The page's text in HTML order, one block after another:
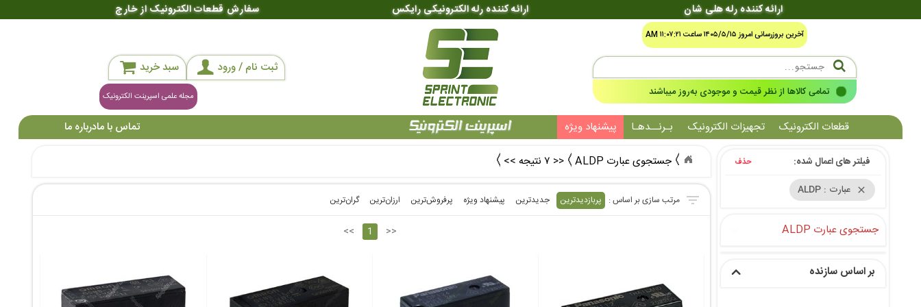
ارائه کننده رله هلی شان ارائه کننده رله الکترونیکی رایکس سفارش قطعات الکترونیک از خارج
آخرین بروزرسانی امروز ۱۴۰۵/۵/۱۵ ساعت ۱۱:۰۷:۲۱ AM
تمامی کالاها از نظر قیمت و موجودی به‌روز میباشند
مجله علمی اسپرینت الکترونیک
ثبت نام / ورود سبد خرید
قطعات الکترونیک تجهیزات الکترونیک بـرنــدهـا پیشنهاد ویژه تماس با مادرباره ما
جستجوی عبارت ALDP
<< ۷ نتیجه >>
پربازدیدترین جدیدترین پیشنهاد ویژه پرفروش‌ترین‌ ارزان‌ترین گران‌ترین
<< 1 >>
فیلتر های اعمال شده: حذف
عبارت : ALDP close
جستجوی عبارت ALDP
بر اساس سازنده